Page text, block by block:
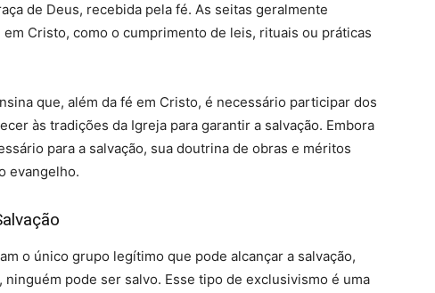
de Deus, recebida pela fé. As seitas geralmente
Cristo, como o cumprimento de leis, rituais ou práticas
que, além da fé em Cristo, é necessário participar dos
às tradições da Igreja para garantir a salvação. Embora
para a salvação, sua doutrina de obras e méritos
evangelho.
o único grupo legítimo que pode alcançar a salvação,
pode ser salvo. Esse tipo de exclusivismo é uma